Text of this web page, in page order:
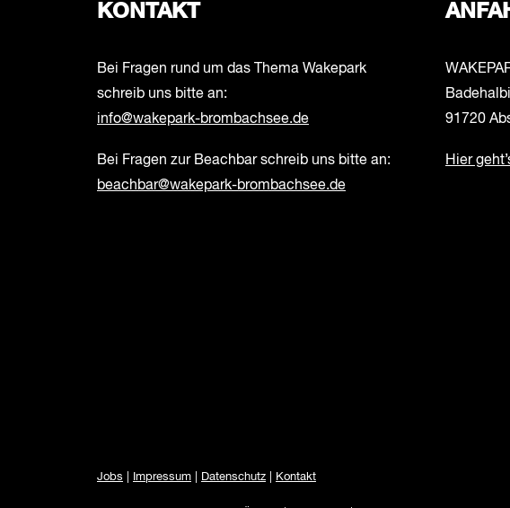
KONTAKT
Bei Fragen rund um das Thema Wakepark
schreib uns bitte an:
info@wakepark-brombachsee.de
Bei Fragen zur Beachbar schreib uns bitte an:
beachbar@wakepark-brombachsee.de
91720
Hier
Jobs Impressum Datenschutz Kontakt